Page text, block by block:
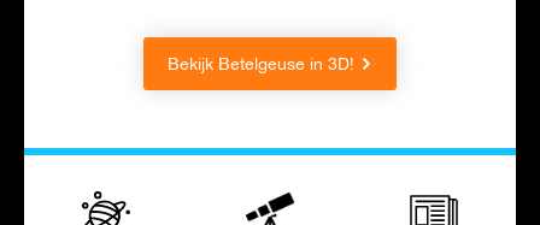
Bekijk Betelgeuse in 3D!